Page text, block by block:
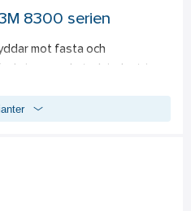
8300 serien
mot fasta och
inom verkstadsindustri,
mot hälsofarligt damm
lätt identifiering.